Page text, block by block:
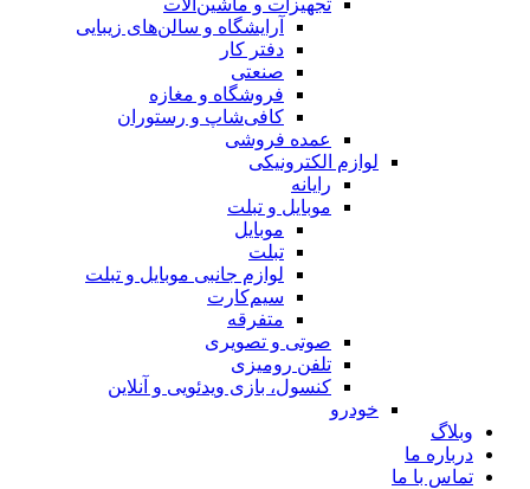
تجهیزات و ماشین‌آلات
آرایشگاه و سالن‌های زیبایی
دفتر کار
صنعتی
فروشگاه و مغازه
کافی‌شاپ و رستوران
عمده فروشی
لوازم الکترونیکی
رایانه
موبایل و تبلت
موبایل
تبلت
لوازم جانبی موبایل و تبلت
سیم‌کارت
متفرقه
صوتی و تصویری
تلفن رومیزی
کنسول، بازی‌ ویدئویی و آنلاین
خودرو
وبلاگ
درباره ما
تماس با ما